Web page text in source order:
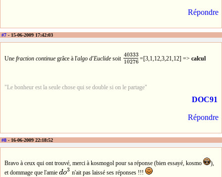
Répondre
#7 - 15-06-2009 17:42:03
Une fraction continue grâce à l'algo d'Euclide soit 40333
10276
4033310276
=[3,1,12,3,21,12] => calcul
"Le bonheur est la seule chose qui se double si on le partage"
DOC91
Répondre
#8 - 16-06-2009 22:18:52
Bravo à ceux qui ont trouvé, merci à kosmogol pour sa réponse (bien essayé, kosmo
),
et dommage que l'amie do3
do3 n'ait pas laissé ses réponses !!!